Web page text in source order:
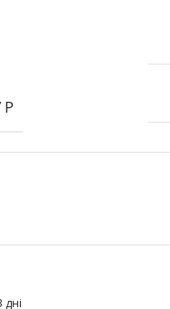
Р
дні